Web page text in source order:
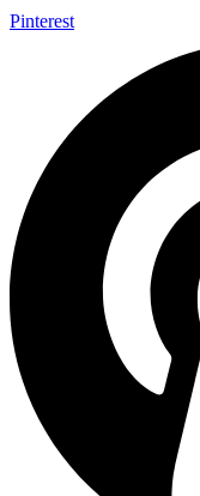
Pinterest